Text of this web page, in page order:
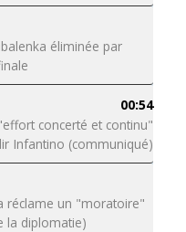
éliminée par
00:54
concerté et continu"
Infantino (communiqué)
réclame un "moratoire"
la diplomatie)